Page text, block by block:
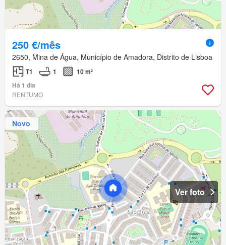
250 €/mês
2650, Mina de Água, Município de Amadora, Distrito de Lisboa
T1 1
10 m²
Há 1 dia
RENTUMO
Novo
Ver foto